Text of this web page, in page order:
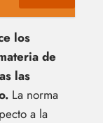
los
de
las
La norma
a la